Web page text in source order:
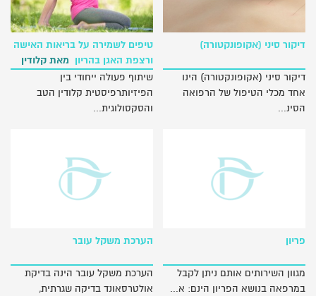
דיקור סיני (אקופונקטורה)
דיקור סיני (אקופונקטורה) הינו
אחד מכלי הטיפול של הרפואה
הסינ...
טיפים לשמירה על בריאות האישה
ורצפת האגן בהריון מאת קלודין
הטב וגילה ברונר
שיתוף פעולה ייחודי בין
הפיזיותרפיסטית קלודין הטב
והסקסולוגית...
פריון
מגוון השירותים אותם ניתן לקבל
במרפאה בנושא הפריון הינם: א...
הערכת משקל עובר
הערכת משקל עובר הינה בדיקת
אולטרסאונד בדיקה שגרתית,